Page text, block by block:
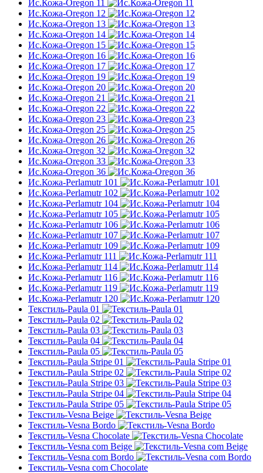
Ис.Кожа-Oregon 11
Ис.Кожа-Oregon 12
Ис.Кожа-Oregon 13
Ис.Кожа-Oregon 14
Ис.Кожа-Oregon 15
Ис.Кожа-Oregon 16
Ис.Кожа-Oregon 17
Ис.Кожа-Oregon 19
Ис.Кожа-Oregon 20
Ис.Кожа-Oregon 21
Ис.Кожа-Oregon 22
Ис.Кожа-Oregon 23
Ис.Кожа-Oregon 25
Ис.Кожа-Oregon 26
Ис.Кожа-Oregon 32
Ис.Кожа-Oregon 33
Ис.Кожа-Oregon 36
Ис.Кожа-Perlamutr 101
Ис.Кожа-Perlamutr 102
Ис.Кожа-Perlamutr 104
Ис.Кожа-Perlamutr 105
Ис.Кожа-Perlamutr 106
Ис.Кожа-Perlamutr 107
Ис.Кожа-Perlamutr 109
Ис.Кожа-Perlamutr 111
Ис.Кожа-Perlamutr 114
Ис.Кожа-Perlamutr 116
Ис.Кожа-Perlamutr 119
Ис.Кожа-Perlamutr 120
Текстиль-Paula 01
Текстиль-Paula 02
Текстиль-Paula 03
Текстиль-Paula 04
Текстиль-Paula 05
Текстиль-Paula Stripe 01
Текстиль-Paula Stripe 02
Текстиль-Paula Stripe 03
Текстиль-Paula Stripe 04
Текстиль-Paula Stripe 05
Текстиль-Vesna Beige
Текстиль-Vesna Bordo
Текстиль-Vesna Chocolate
Текстиль-Vesna com Beige
Текстиль-Vesna com Bordo
Текстиль-Vesna com Chocolate